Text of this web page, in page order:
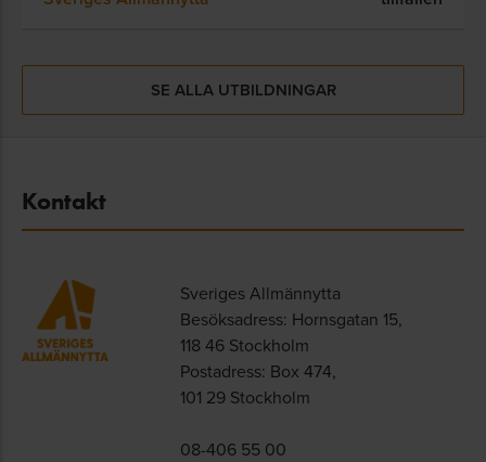
SE ALLA UTBILDNINGAR
Kontakt
Sveriges Allmännytta
Besöksadress: Hornsgatan 15,
118 46 Stockholm
Postadress: Box 474,
101 29 Stockholm
08-406 55 00